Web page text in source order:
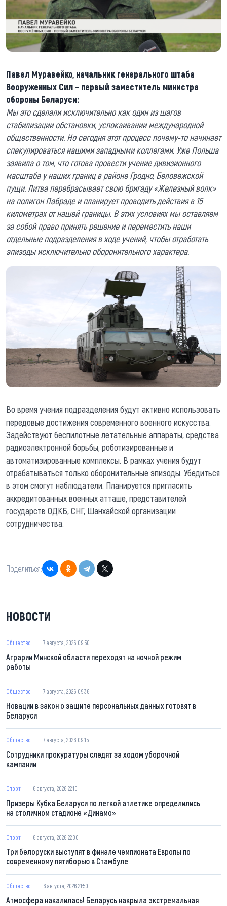
Павел Муравейко, начальник генерального штаба
Вооруженных Сил – первый заместитель министра
обороны Беларуси:
Мы это сделали исключительно как один из шагов
стабилизации обстановки, успокаивании международной
общественности. Но сегодня этот процесс почему-то начинает
спекулироваться нашими западными коллегами. Уже Польша
заявила о том, что готова провести учение дивизионного
масштаба у наших границ в районе Гродно, Беловежской
пущи. Литва перебрасывает свою бригаду «Железный волк»
на полигон Пабраде и планирует проводить действия в 15
километрах от нашей границы. В этих условиях мы оставляем
за собой право принять решение и переместить наши
отдельные подразделения в ходе учений, чтобы отработать
эпизоды исключительно оборонительного характера.
Во время учения подразделения будут активно использовать
передовые достижения современного военного искусства.
Задействуют беспилотные летательные аппараты, средства
радиоэлектронной борьбы, роботизированные и
автоматизированные комплексы. В рамках учения будут
отрабатываться только оборонительные эпизоды. Убедиться
в этом смогут наблюдатели. Планируется пригласить
аккредитованных военных атташе, представителей
государств ОДКБ, СНГ, Шанхайской организации
сотрудничества.
Поделиться:
НОВОСТИ
Общество 7 августа, 2026 09:50
Аграрии Минской области переходят на ночной режим
работы
Общество 7 августа, 2026 09:36
Новации в закон о защите персональных данных готовят в
Беларуси
Общество 7 августа, 2026 09:15
Сотрудники прокуратуры следят за ходом уборочной
кампании
Спорт 6 августа, 2026 22:10
Призеры Кубка Беларуси по легкой атлетике определились
на столичном стадионе «Динамо»
Спорт 6 августа, 2026 22:00
Три белоруски выступят в финале чемпионата Европы по
современному пятиборью в Стамбуле
Общество 6 августа, 2026 21:50
Атмосфера накалилась! Беларусь накрыла экстремальная